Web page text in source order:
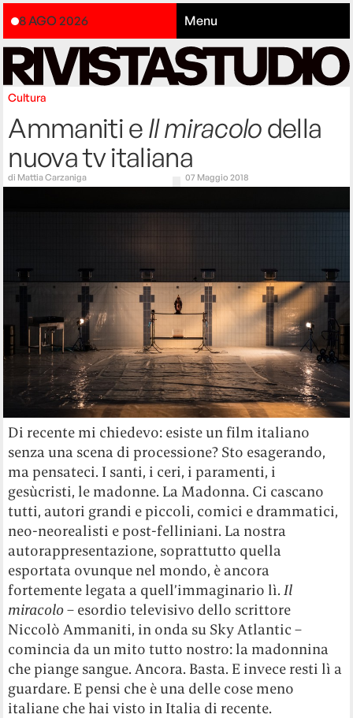
8 AGO 2026 Menu
Cultura
Ammaniti eIl miracolodella
nuova tv italiana
di Mattia Carzaniga 07 Maggio 2018
Di recente mi chiedevo: esiste un film italiano
senza una scena di processione? Sto esagerando,
ma pensateci. I santi, i ceri, i paramenti, i
gesùcristi, le madonne. La Madonna. Ci cascano
tutti, autori grandi e piccoli, comici e drammatici,
neo-neorealisti e post-felliniani. La nostra
autorappresentazione, soprattutto quella
esportata ovunque nel mondo, è ancora
fortemente legata a quell’immaginario lì.Il
miracolo– esordio televisivo dello scrittore
Niccolò Ammaniti, in onda su Sky Atlantic –
comincia da un mito tutto nostro: la madonnina
che piange sangue. Ancora. Basta. E invece resti lì a
guardare. E pensi che è una delle cose meno
italiane che hai visto in Italia di recente.